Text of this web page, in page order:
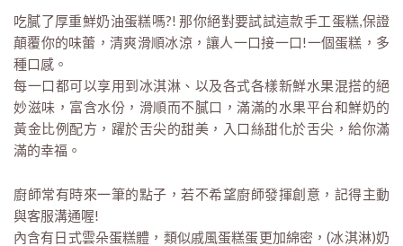
吃膩了厚重鮮奶油蛋糕嗎?! 那你絕對要試試這款手工蛋糕,保證
顛覆你的味蕾，清爽滑順冰涼，讓人一口接一口!一個蛋糕，多
種口感。
每一口都可以享用到冰淇淋、以及各式各樣新鮮水果混搭的絕
妙滋味，富含水份，滑順而不膩口，滿滿的水果平台和鮮奶的
黃金比例配方，躍於舌尖的甜美，入口絲甜化於舌尖，給你滿
滿的幸福。
廚師常有時來一筆的點子，若不希望廚師發揮創意，記得主動
與客服溝通喔!
內含有日式雲朵蛋糕體，類似戚風蛋糕蛋更加綿密，(冰淇淋)奶